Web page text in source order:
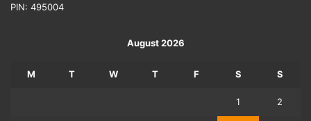
PIN: 495004
August 2026
M T W T F S S
1 2